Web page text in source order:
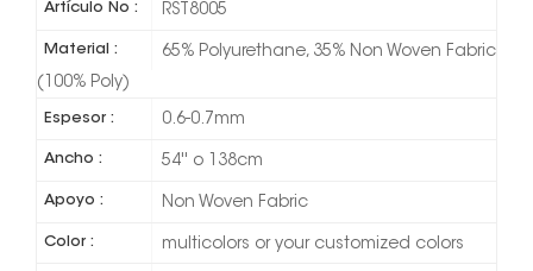
Artículo No : RST8005
Material :
65% Polyurethane, 35% Non Woven Fabric
(100% Poly)
Espesor : 0.6-0.7mm
Ancho : 54'' o 138cm
Apoyo : Non Woven Fabric
Color : multicolors or your customized colors